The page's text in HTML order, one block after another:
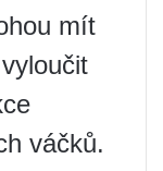
mít
váčků.